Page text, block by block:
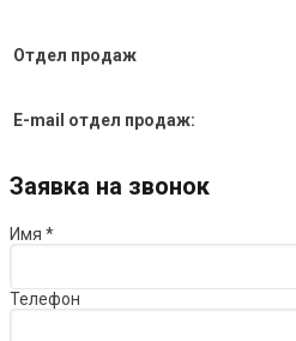
Отдел продаж
E-mail отдел продаж:
Заявка на звонок
Имя *
Телефон